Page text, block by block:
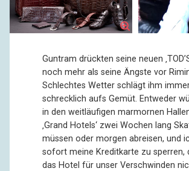
Guntram drückten seine neuen
noch mehr als seine Ängste vor
Schlechtes Wetter schlägt ihm
schrecklich aufs Gemüt. Entweder
in den weitläufigen marmornen
‚Grand Hotels‘ zwei Wochen lang
müssen oder morgen abreisen, und
sofort meine Kreditkarte zu sperren,
das Hotel für unser Verschwinden